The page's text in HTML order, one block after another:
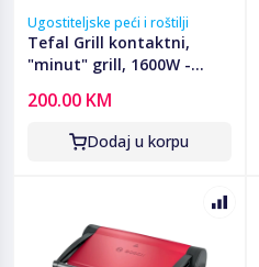
Ugostiteljske peći i roštilji
Tefal Grill kontaktni,
"minut" grill, 1600W -
200.00 KM
Dodaj u korpu